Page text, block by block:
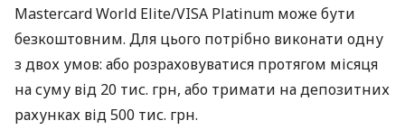
Mastercard World Elite/VISA Platinum може бути
безкоштовним. Для цього потрібно виконати одну
з двох умов: або розраховуватися протягом місяця
на суму від 20 тис. грн, або тримати на депозитних
рахунках від 500 тис. грн.